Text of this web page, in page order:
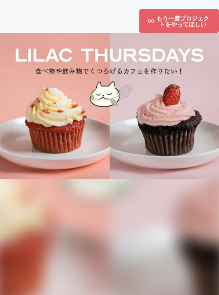
もう一度プロジェク
トをやってほしい